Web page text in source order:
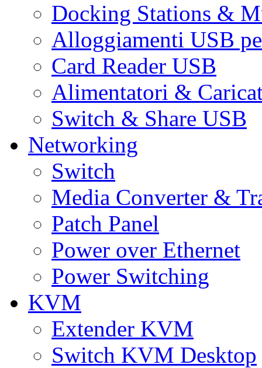
Docking Stations &
Alloggiamenti USB
Card Reader USB
Alimentatori &
Switch & Share USB
Networking
Switch
Media Converter &
Patch Panel
Power over Ethernet
Power Switching
KVM
Extender KVM
Switch KVM Desktop